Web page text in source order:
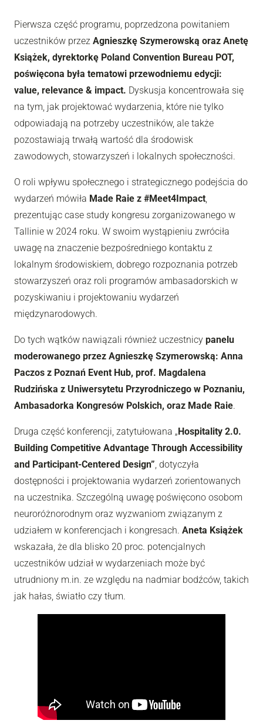
Pierwsza część programu, poprzedzona powitaniem
uczestników przez Agnieszkę Szymerowską oraz Anetę
Książek, dyrektorkę Poland Convention Bureau POT,
poświęcona była tematowi przewodniemu edycji:
value, relevance & impact. Dyskusja koncentrowała się
na tym, jak projektować wydarzenia, które nie tylko
odpowiadają na potrzeby uczestników, ale także
pozostawiają trwałą wartość dla środowisk
zawodowych, stowarzyszeń i lokalnych społeczności.
O roli wpływu społecznego i strategicznego podejścia do
wydarzeń mówiła Made Raie z #Meet4Impact,
prezentując case study kongresu zorganizowanego w
Tallinie w 2024 roku. W swoim wystąpieniu zwróciła
uwagę na znaczenie bezpośredniego kontaktu z
lokalnym środowiskiem, dobrego rozpoznania potrzeb
stowarzyszeń oraz roli programów ambasadorskich w
pozyskiwaniu i projektowaniu wydarzeń
międzynarodowych.
Do tych wątków nawiązali również uczestnicy panelu
moderowanego przez Agnieszkę Szymerowską: Anna
Paczos z Poznań Event Hub, prof. Magdalena
Rudzińska z Uniwersytetu Przyrodniczego w Poznaniu,
Ambasadorka Kongresów Polskich, oraz Made Raie.
Druga część konferencji, zatytułowana „ Hospitality 2.0.
Building Competitive Advantage Through Accessibility
and Participant-Centered Design”, dotyczyła
dostępności i projektowania wydarzeń zorientowanych
na uczestnika. Szczególną uwagę poświęcono osobom
neuroróżnorodnym oraz wyzwaniom związanym z
udziałem w konferencjach i kongresach. Aneta Książek
wskazała, że dla blisko 20 proc. potencjalnych
uczestników udział w wydarzeniach może być
utrudniony m.in. ze względu na nadmiar bodźców, takich
jak hałas, światło czy tłum.